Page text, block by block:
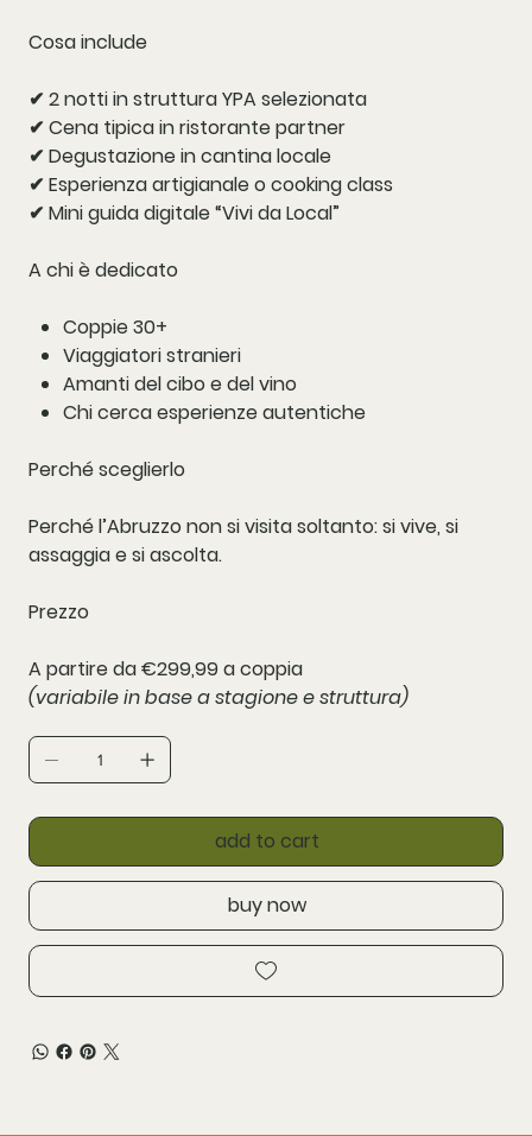
Cosa include
✔ 2 notti in struttura YPA selezionata
✔ Cena tipica in ristorante partner
✔ Degustazione in cantina locale
✔ Esperienza artigianale o cooking class
✔ Mini guida digitale “Vivi da Local”
A chi è dedicato
Coppie 30+
Viaggiatori stranieri
Amanti del cibo e del vino
Chi cerca esperienze autentiche
Perché sceglierlo
Perché l’Abruzzo non si visita soltanto: si vive, si
assaggia e si ascolta.
Prezzo
A partire da €299,99 a coppia
(variabile in base a stagione e struttura)
add to cart
buy now